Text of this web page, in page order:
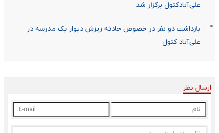
علی‌آبادکتول برگزار شد
بازداشت دو نفر در خصوص حادثه ریزش دیوار یک مدرسه در
علی‌آباد کتول
ارسال نظر